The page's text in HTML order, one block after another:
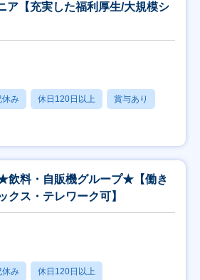
ア【充実した福利厚生/大規模シ
休み 休日120日以上 賞与あり
飲料・自販機グループ★【働き
ス・テレワーク可】
休み 休日120日以上